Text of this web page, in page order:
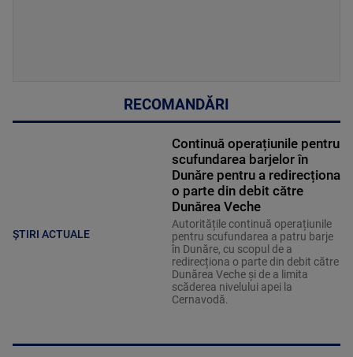
RECOMANDĂRI
ȘTIRI ACTUALE
Continuă operațiunile pentru
scufundarea barjelor în
Dunăre pentru a redirecționa
o parte din debit către
Dunărea Veche
Autoritățile continuă operațiunile
pentru scufundarea a patru barje
în Dunăre, cu scopul de a
redirecționa o parte din debit către
Dunărea Veche și de a limita
scăderea nivelului apei la
Cernavodă.